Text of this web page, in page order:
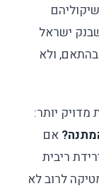
ישראל
ולא
מדויק יותר:
אם
3%–4% בשנה, וירידת ריבית
— המתמטיקה לרוב לא